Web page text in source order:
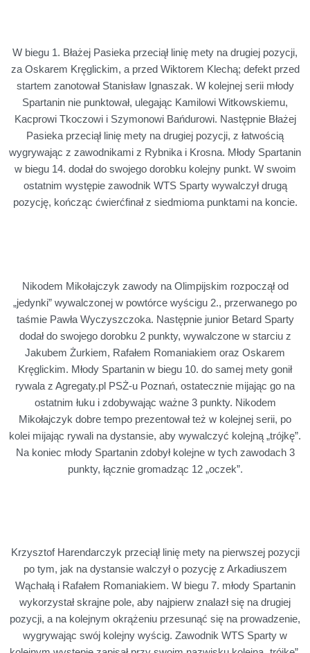
W biegu 1. Błażej Pasieka przeciął linię mety na drugiej pozycji,
za Oskarem Kręglickim, a przed Wiktorem Klechą; defekt przed
startem zanotował Stanisław Ignaszak. W kolejnej serii młody
Spartanin nie punktował, ulegając Kamilowi Witkowskiemu,
Kacprowi Tkoczowi i Szymonowi Bańdurowi. Następnie Błażej
Pasieka przeciął linię mety na drugiej pozycji, z łatwością
wygrywając z zawodnikami z Rybnika i Krosna. Młody Spartanin
w biegu 14. dodał do swojego dorobku kolejny punkt. W swoim
ostatnim występie zawodnik WTS Sparty wywalczył drugą
pozycję, kończąc ćwierćfinał z siedmioma punktami na koncie.
Nikodem Mikołajczyk zawody na Olimpijskim rozpoczął od
„jedynki” wywalczonej w powtórce wyścigu 2., przerwanego po
taśmie Pawła Wyczyszczoka. Następnie junior Betard Sparty
dodał do swojego dorobku 2 punkty, wywalczone w starciu z
Jakubem Żurkiem, Rafałem Romaniakiem oraz Oskarem
Kręglickim. Młody Spartanin w biegu 10. do samej mety gonił
rywala z Agregaty.pl PSŻ-u Poznań, ostatecznie mijając go na
ostatnim łuku i zdobywając ważne 3 punkty. Nikodem
Mikołajczyk dobre tempo prezentował też w kolejnej serii, po
kolei mijając rywali na dystansie, aby wywalczyć kolejną „trójkę”.
Na koniec młody Spartanin zdobył kolejne w tych zawodach 3
punkty, łącznie gromadząc 12 „oczek”.
Krzysztof Harendarczyk przeciął linię mety na pierwszej pozycji
po tym, jak na dystansie walczył o pozycję z Arkadiuszem
Wąchałą i Rafałem Romaniakiem. W biegu 7. młody Spartanin
wykorzystał skrajne pole, aby najpierw znalazł się na drugiej
pozycji, a na kolejnym okrążeniu przesunąć się na prowadzenie,
wygrywając swój kolejny wyścig. Zawodnik WTS Sparty w